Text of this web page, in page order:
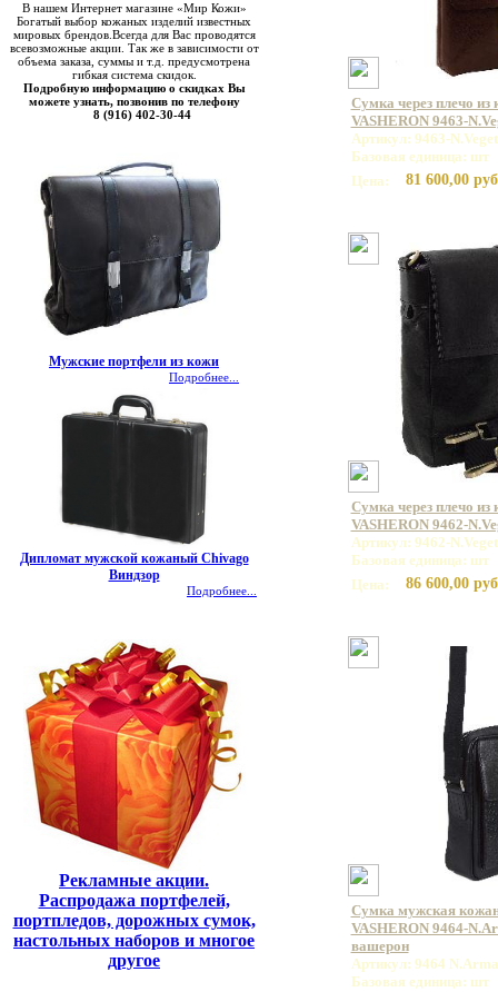
В нашем Интернет магазине «Мир Кожи»
Богатый выбор кожаных изделий известных
мировых брендов.Всегда для Вас проводятся
всевозможные акции. Так же в зависимости от
объема заказа, суммы и т.д. предусмотрена
гибкая система скидок.
Подробную информацию о скидках Вы
можете узнать, позвонив по телефону
8 (916) 402-30-44
Мужские портфели из кожи
Подробнее...
Дипломат мужской кожаный Chivago
Виндзор
Подробнее...
Рекламные акции.
Распродажа портфелей,
портпледов, дорожных сумок,
настольных наборов и многое
другое
Сумка через плечо
VASHERON 9463-
Артикул: 9463-
Базовая единица: шт
Цена:
81 600,00
Сумка через плечо
VASHERON 9462-
Артикул: 9462-
Базовая единица: шт
Цена:
86 600,00
Сумка мужская
VASHERON 9464-
вашерон
Артикул: 9464
Базовая единица: шт